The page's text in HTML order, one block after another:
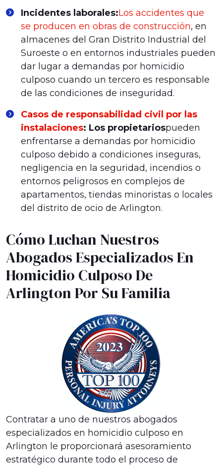
Incidentes laborales:Los accidentes que
se producen en obras de construcción, en
almacenes del Gran Distrito Industrial del
Suroeste o en entornos industriales pueden
dar lugar a demandas por homicidio
culposo cuando un tercero es responsable
de las condiciones de inseguridad.
Casos de responsabilidad civil por las
instalaciones: Los propietariospueden
enfrentarse a demandas por homicidio
culposo debido a condiciones inseguras,
negligencia en la seguridad, incendios o
entornos peligrosos en complejos de
apartamentos, tiendas minoristas o locales
del distrito de ocio de Arlington.
Cómo Luchan Nuestros
Abogados Especializados En
Homicidio Culposo De
Arlington Por Su Familia
Contratar a uno de nuestros abogados
especializados en homicidio culposo en
Arlington le proporcionará asesoramiento
estratégico durante todo el proceso de